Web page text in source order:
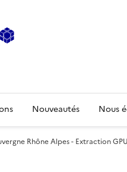
Nouveautés Nous
Rhône Alpes - Extraction GPU